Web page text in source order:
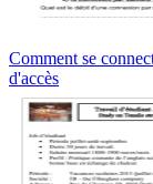
Comment se
d'accès